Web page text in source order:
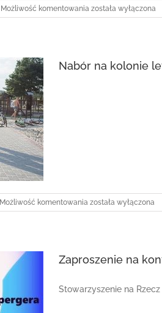
Możliwość komentowania Wycieczka!
została wyłączona
Nabór na kolonie
Możliwość komentowania Nabór
na
została wyłączona
Zaproszenie na
Stowarzyszenie na